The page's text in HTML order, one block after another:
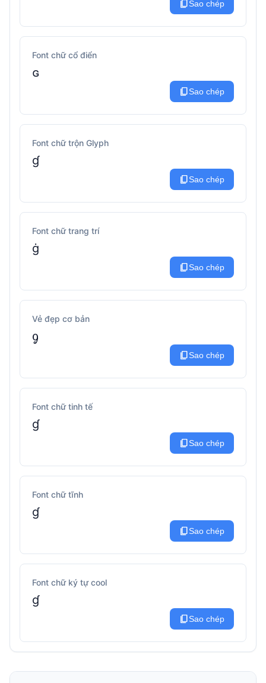
content_copySao chép
Font chữ cổ điển
ɢ
content_copySao chép
Font chữ trộn Glyph
ɠ
content_copySao chép
Font chữ trang trí
ġ
content_copySao chép
Vẻ đẹp cơ bản
ᧁ
content_copySao chép
Font chữ tinh tế
ɠ
content_copySao chép
Font chữ tĩnh
ɠ
content_copySao chép
Font chữ ký tự cool
ɠ
content_copySao chép